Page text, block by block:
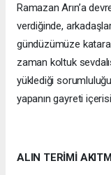
Ramazan Arın’a
verdiğinde,
gündüzümüze
zaman koltuk
yüklediği
yapanın gayreti
ALIN TERİMİ